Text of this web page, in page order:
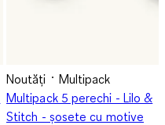
Noutăți
Multipack
Multipack 5 perechi - Lilo &
Stitch - șosete cu motive